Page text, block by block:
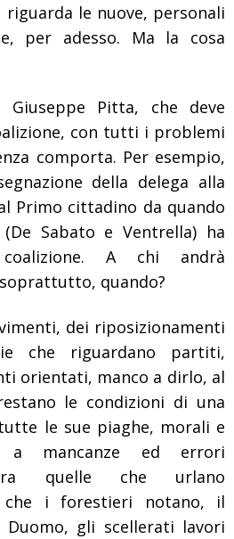
riguarda le nuove, personali
per adesso. Ma la cosa
Giuseppe Pitta, che deve
con tutti i problemi
comporta. Per esempio,
della delega alla
Primo cittadino da quando
(De Sabato e Ventrella) ha
A chi andrà
quando?
dei riposizionamenti
che riguardano partiti,
orientati, manco a dirlo, al
le condizioni di una
le sue piaghe, morali e
a mancanze ed errori
quelle che urlano
che i forestieri notano, il
Duomo, gli scellerati lavori